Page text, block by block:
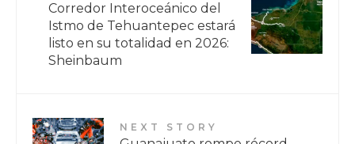
Corredor Interoceánico del
Istmo de Tehuantepec estará
listo en su totalidad en 2026:
Sheinbaum
NEXT STORY